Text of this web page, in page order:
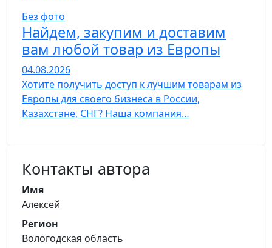
Без фото
Найдем, закупим и доставим
вам любой товар из Европы
04.08.2026
Хотите получить доступ к лучшим товарам из
Европы для своего бизнеса в России,
Казахстане, СНГ? Наша компания…
Контакты автора
Имя
Алексей
Регион
Вологодская область